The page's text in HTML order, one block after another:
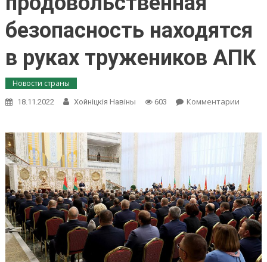
безопасность находятся
в руках тружеников АПК
Новости страны
18.11.2022 Хойнiцкiя Навiны 603 Комментарииon
и
его
в
руках
АПК